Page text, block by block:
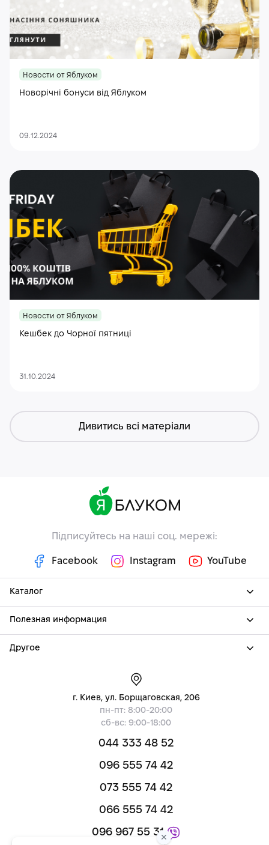
Новости от Яблуком
Новорічні бонуси від Яблуком
09.12.2024
Новости от Яблуком
Кешбек до Чорної пятниці
31.10.2024
Дивитись всі матеріали
Підписуйтесь на наші соц. мережі:
Facebook Instagram YouTube
Каталог
Полезная информация
Другое
г. Киев, ул. Борщаговская, 206
пн-пт: 8:00-20:00
сб-вс: 9:00-18:00
044 333 48 52
096 555 74 42
073 555 74 42
066 555 74 42
096 967 55 31